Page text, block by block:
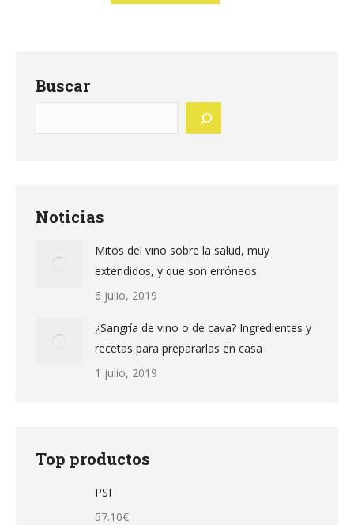
Buscar
Noticias
Mitos del vino sobre la salud, muy
extendidos, y que son erróneos
6 julio, 2019
¿Sangría de vino o de cava? Ingredientes y
recetas para prepararlas en casa
1 julio, 2019
Top productos
PSI
57.10€